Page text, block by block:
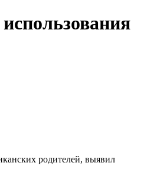
родителей, выявил